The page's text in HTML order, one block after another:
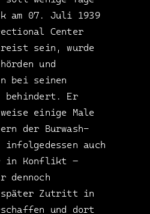
am 07. Juli 1939
Center
sein, wurde
und
bei seinen
behindert. Er
einige Male
der Burwash-
auch
in Konflikt –
dennoch
Zutritt in
und dort